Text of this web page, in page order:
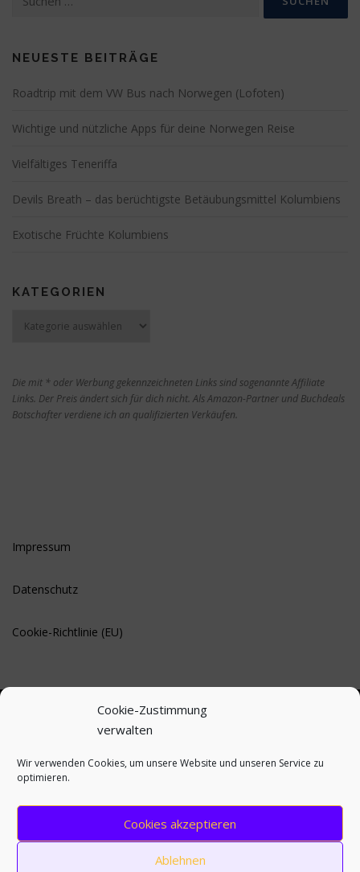
Cookie-Zustimmung
verwalten
Wir verwenden Cookies, um unsere Website und unseren Service zu
optimieren.
Cookies akzeptieren
Ablehnen
a
i
g
t
o
n
nach:
NEUESTE BEITRÄGE
Roadtrip mit dem VW Bus nach Norwegen (Lofoten)
Wichtige und nützliche Apps für deine Norwegen Reise
Vielfältiges Teneriffa
Devils Breath – das berüchtigste Betäubungsmittel Kolumbiens
Exotische Früchte Kolumbiens
KATEGORIEN
Die mit * oder Werbung gekennzeichneten Links sind sogenannte Affiliate
Links. Der Preis ändert sich für dich nicht. Als Amazon-Partner und Buchdeals
Botschafter verdiene ich an qualifizierten Verkäufen.
Impressum
Datenschutz
Cookie-Richtlinie (EU)